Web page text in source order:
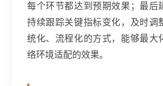
每个环节都达到预期效果；最后
持续跟踪关键指标变化，及时调
统化、流程化的方式，能够最大
络环境适配的效果。